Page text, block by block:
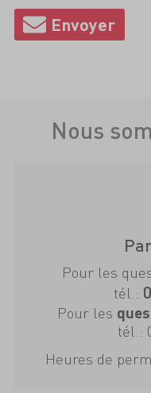
Nous
Pour les
tél.:
Pour les
tél.:
Heures de